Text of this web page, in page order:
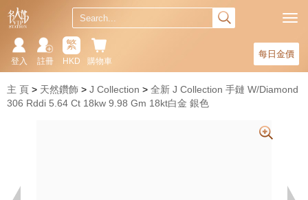
每日金價
購物車
繁
HKD
註冊
登入
主 頁 天然鑽飾 J Collection
全新 J Collection 手鏈 W/Diamond
306 Rddi 5.64 Ct 18kw 9.98 Gm 18kt白金 銀色